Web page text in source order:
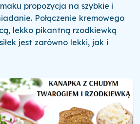
propozycja na szybkie i
Połączenie kremowego
lekko pikantną rzodkiewką
jest zarówno lekki, jak i